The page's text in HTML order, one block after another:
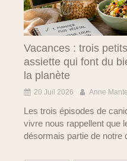
Vacances : trois
assiette qui font du
la planète
20 Juil 2026 Anne
Les trois épisodes de
vivre nous rappellent que
désormais partie de notre